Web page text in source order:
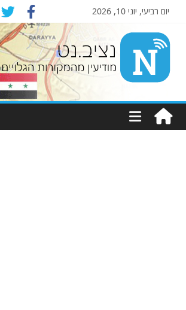
יום רביעי, יוני 10, 2026
Nziv.net
מודיעין
מהמקורות